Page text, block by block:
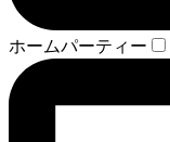
ホームパーティー